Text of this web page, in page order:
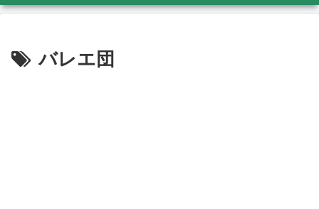
バレエ団